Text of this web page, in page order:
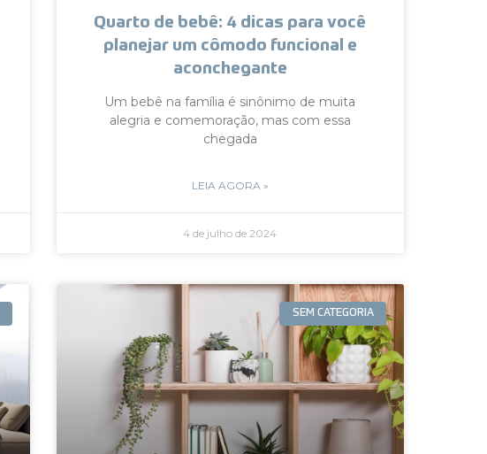
Quarto de bebê: 4 dicas para você
planejar um cômodo funcional e
aconchegante
Um bebê na família é sinônimo de muita
alegria e comemoração, mas com essa
chegada
LEIA AGORA »
4 de julho de 2024
SEM CATEGORIA